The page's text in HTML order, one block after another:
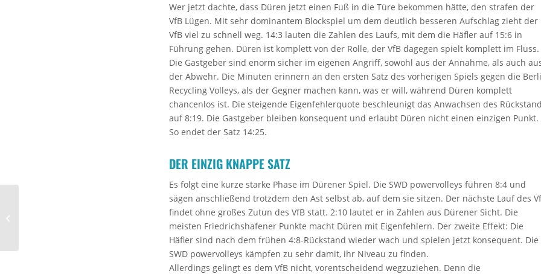
Wer jetzt dachte, dass Düren jetzt einen Fuß in die Türe bekommen hätte, den strafen der
VfB Lügen. Mit sehr dominantem Blockspiel um dem deutlich besseren Aufschlag zieht der
VfB viel zu schnell weg. 14:3 lauten die Zahlen des Laufs, mit dem die Häfler auf 15:6 in
Führung gehen. Düren ist komplett von der Rolle, der VfB dagegen spielt komplett im Fluss.
Die Gastgeber sind enorm sicher im eigenen Angriff, sowohl aus der Annahme, als auch
der Abwehr. Die Minuten erinnern an den ersten Satz des vorherigen Spiels gegen die
Recycling Volleys, als der Gegner machen kann, was er will, während Düren komplett
chancenlos ist. Die steigende Eigenfehlerquote beschleunigt das Anwachsen des
auf 8:19. Die Gastgeber bleiben konsequent und erlaubt Düren nicht einen einzigen Punkt.
So endet der Satz 14:25.
DER EINZIG KNAPPE SATZ
Es folgt eine kurze starke Phase im Dürener Spiel. Die SWD powervolleys führen 8:4 und
sägen anschließend trotzdem den Ast selbst ab, auf dem sie sitzen. Der nächste Lauf des
findet ohne großes Zutun des VfB statt. 2:10 lautet er in Zahlen aus Dürener Sicht. Die
meisten Friedrichshafener Punkte macht Düren mit Eigenfehlern. Der zweite Effekt: Die
Häfler sind nach dem frühen 4:8-Rückstand wieder wach und spielen jetzt konsequent. Die
SWD powervolleys kämpfen zu sehr damit, ihr Niveau zu finden.
Allerdings gelingt es dem VfB nicht, vorentscheidend wegzuziehen. Denn die